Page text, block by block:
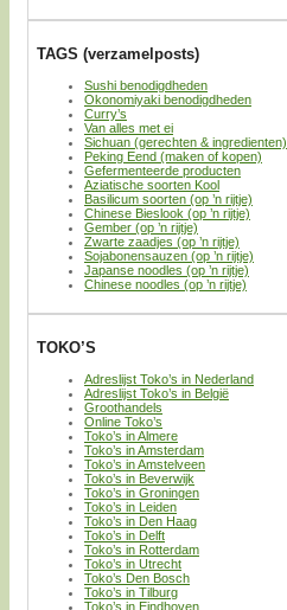
TAGS (verzamelposts)
Sushi benodigdheden
Okonomiyaki benodigdheden
Curry’s
Van alles met ei
Sichuan (gerechten & ingredienten)
Peking Eend (maken of kopen)
Gefermenteerde producten
Aziatische soorten Kool
Basilicum soorten (op ’n rijtje)
Chinese Bieslook (op ’n rijtje)
Gember (op ’n rijtje)
Zwarte zaadjes (op ’n rijtje)
Sojabonensauzen (op ’n rijtje)
Japanse noodles (op ’n rijtje)
Chinese noodles (op ’n rijtje)
TOKO’S
Adreslijst Toko’s in Nederland
Adreslijst Toko’s in België
Groothandels
Online Toko’s
Toko’s in Almere
Toko’s in Amsterdam
Toko’s in Amstelveen
Toko’s in Beverwijk
Toko’s in Groningen
Toko’s in Leiden
Toko’s in Den Haag
Toko’s in Delft
Toko’s in Rotterdam
Toko’s in Utrecht
Toko’s Den Bosch
Toko’s in Tilburg
Toko’s in Eindhoven